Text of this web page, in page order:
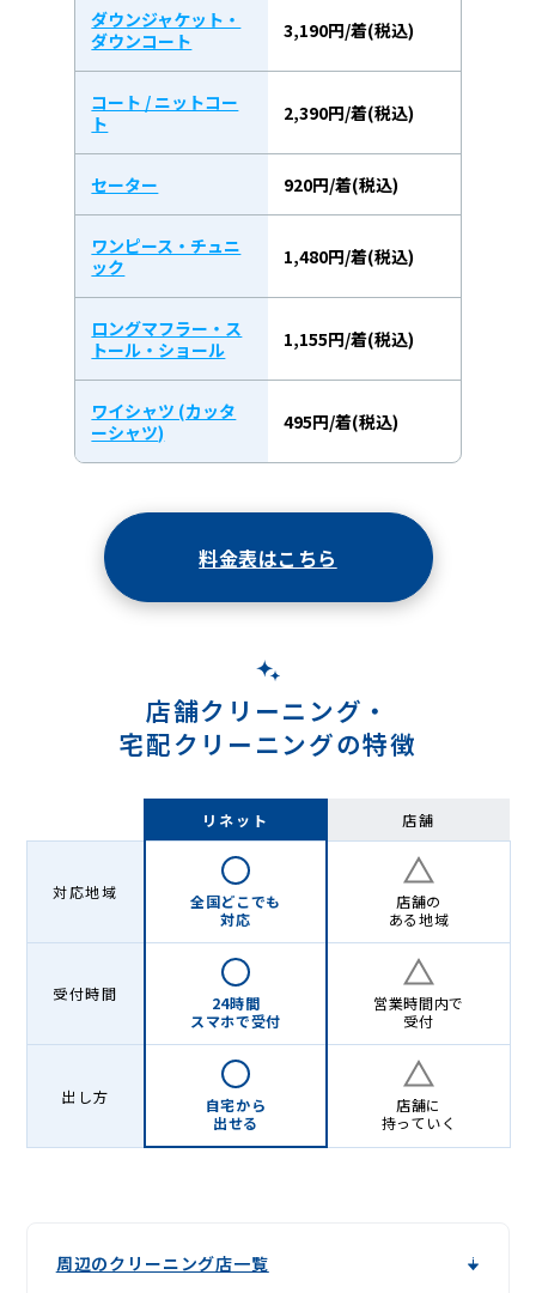
ダウンジャケット・
ダウンコート
3,190円/着(税込)
コート / ニットコー
ト
2,390円/着(税込)
セーター 920円/着(税込)
ワンピース・チュニ
ック
1,480円/着(税込)
ロングマフラー・ス
トール・ショール
1,155円/着(税込)
ワイシャツ (カッタ
ーシャツ)
495円/着(税込)
料金表はこちら
店舗クリーニング・
宅配クリーニングの特徴
リネット 店舗
対応地域
全国どこでも
対応
店舗の
ある地域
受付時間
24時間
スマホで受付
営業時間内で
受付
出し方
自宅から
出せる
店舗に
持っていく
周辺のクリーニング店一覧